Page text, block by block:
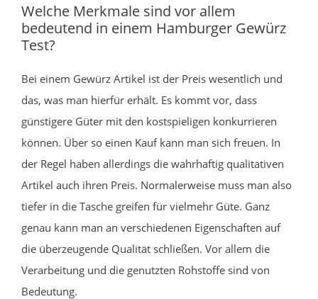
Welche Merkmale sind vor allem
bedeutend in einem Hamburger Gewürz
Test?
Bei einem Gewürz Artikel ist der Preis wesentlich und
das, was man hierfür erhält. Es kommt vor, dass
günstigere Güter mit den kostspieligen konkurrieren
können. Über so einen Kauf kann man sich freuen. In
der Regel haben allerdings die wahrhaftig qualitativen
Artikel auch ihren Preis. Normalerweise muss man also
tiefer in die Tasche greifen für vielmehr Güte. Ganz
genau kann man an verschiedenen Eigenschaften auf
die überzeugende Qualität schließen. Vor allem die
Verarbeitung und die genutzten Rohstoffe sind von
Bedeutung.